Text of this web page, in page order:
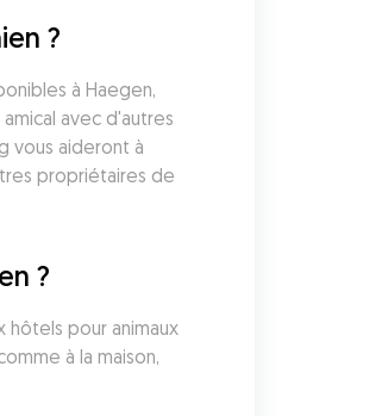
?
à Haegen,
avec d'autres
vous aideront à
propriétaires de
?
pour animaux
à la maison,